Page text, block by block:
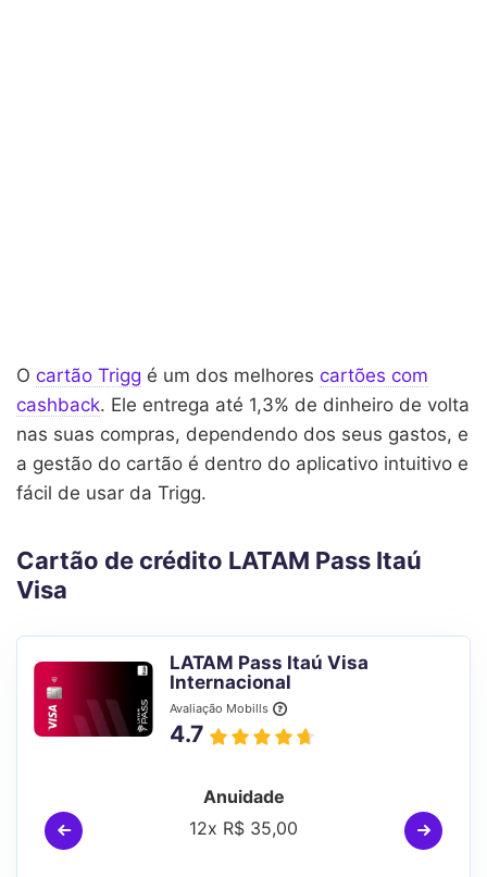
O cartão Trigg é um dos melhores cartões com
cashback. Ele entrega até 1,3% de dinheiro de volta
nas suas compras, dependendo dos seus gastos, e
a gestão do cartão é dentro do aplicativo intuitivo e
fácil de usar da Trigg.
Cartão de crédito LATAM Pass Itaú
Visa
LATAM Pass Itaú Visa
Internacional
Avaliação Mobills
4.7
Anuidade
12x R$ 35,00